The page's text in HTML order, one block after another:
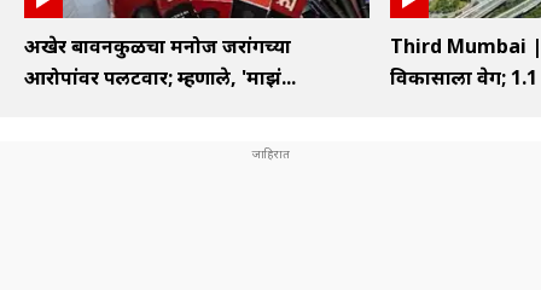
अखेर बावनकुळेंचा मनोज जरांगेंच्या
आरोपांवर पलटवार; म्हणाले, 'माझं...
Third Mumbai |
विकासाला वेग;